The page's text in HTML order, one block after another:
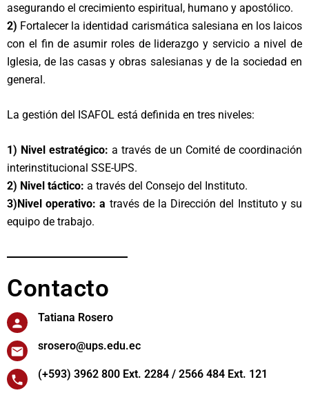
asegurando el crecimiento espiritual, humano y apostólico.
2) Fortalecer la identidad carismática salesiana en los laicos
con el fin de asumir roles de liderazgo y servicio a nivel de
Iglesia, de las casas y obras salesianas y de la sociedad en
general.
La gestión del ISAFOL está definida en tres niveles:
1) Nivel estratégico: a través de un Comité de coordinación
interinstitucional SSE-UPS.
2) Nivel táctico: a través del Consejo del Instituto.
3)Nivel operativo: a través de la Dirección del Instituto y su
equipo de trabajo.
Contacto
Tatiana Rosero
srosero@ups.edu.ec
(+593) 3962 800 Ext. 2284 / 2566 484 Ext. 121